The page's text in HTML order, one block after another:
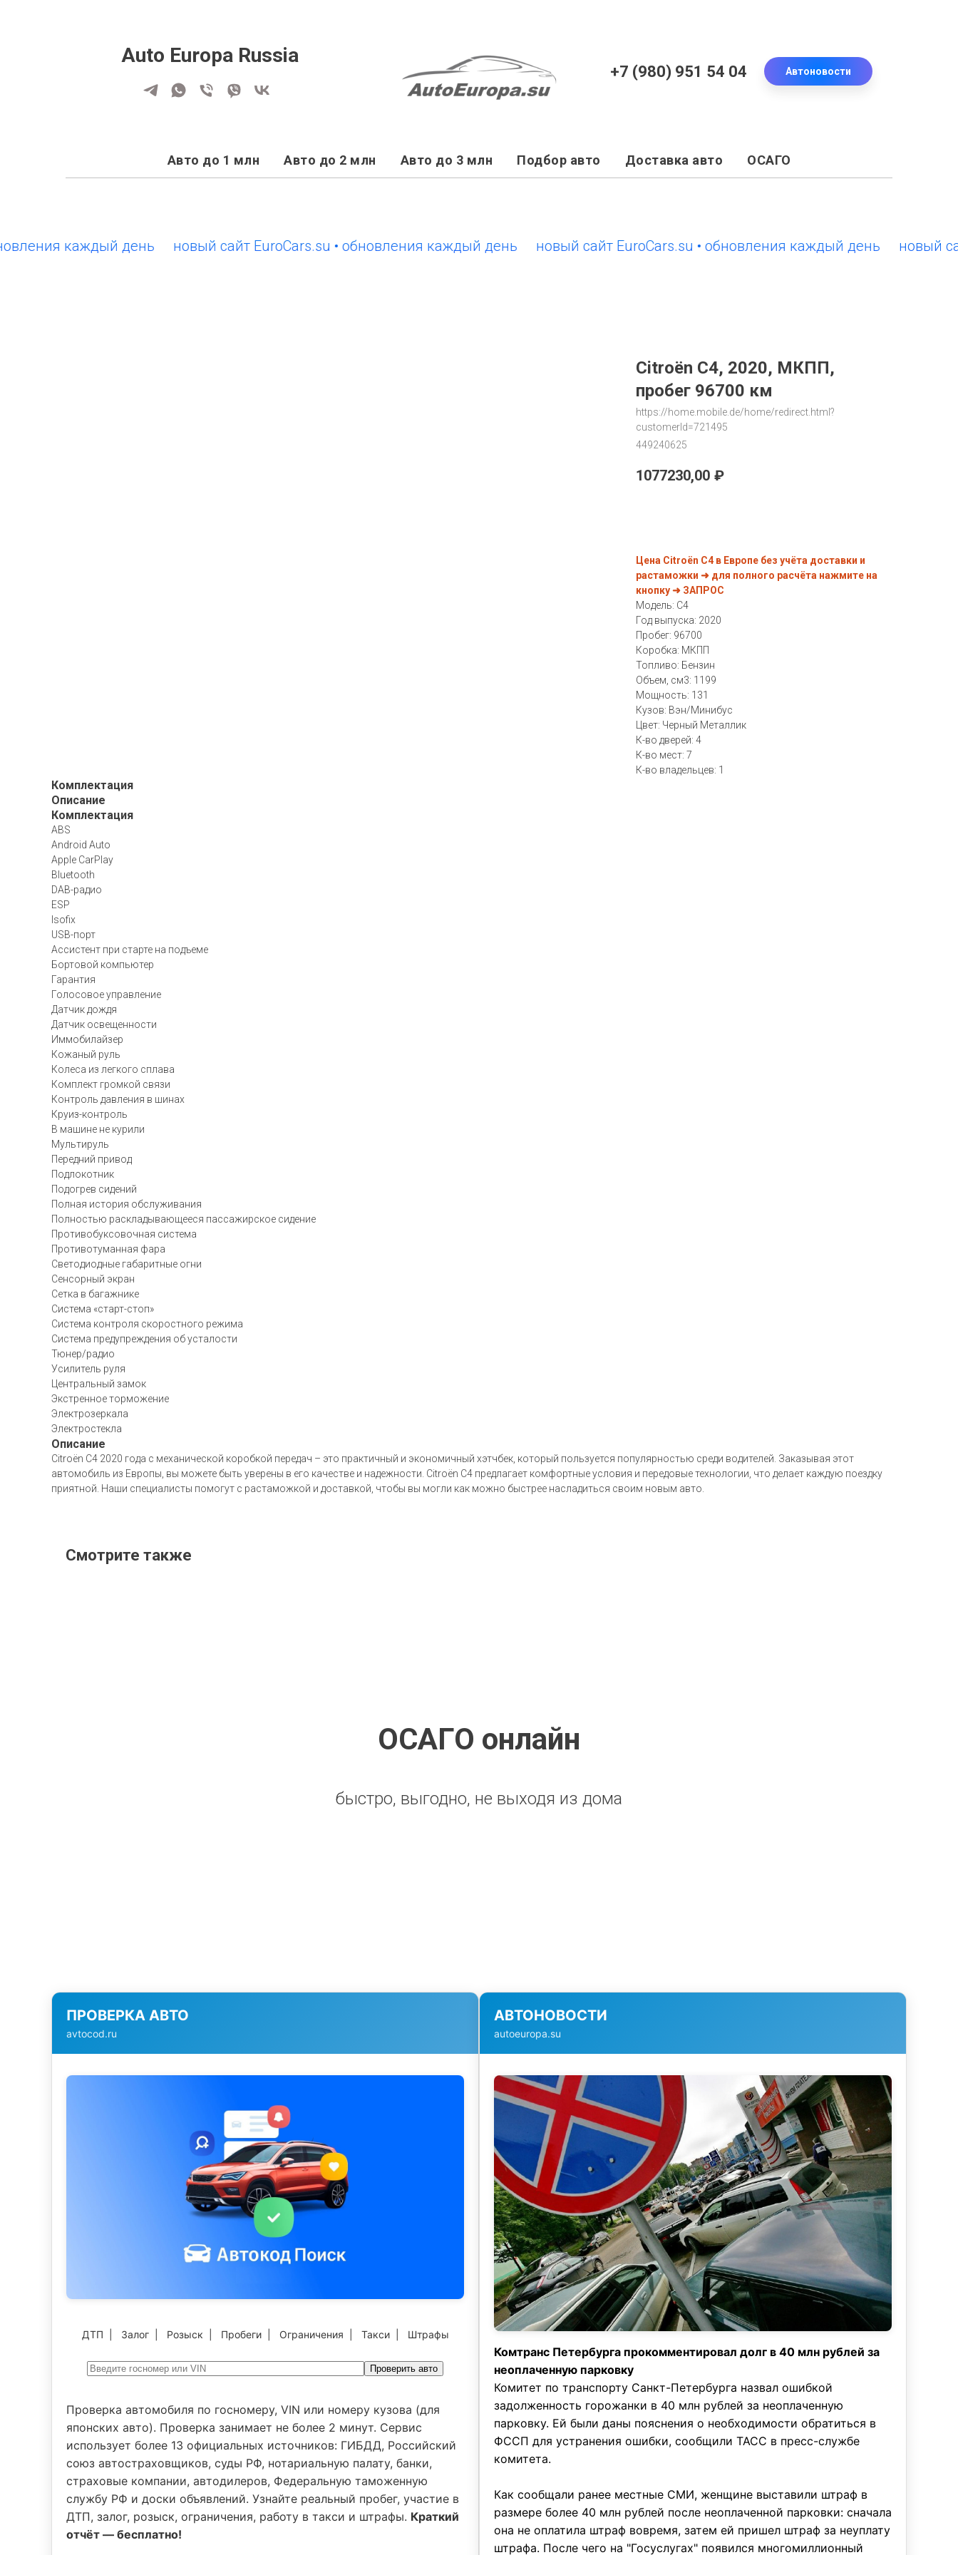
Auto Europa Russia
+7 (980) 951 54 04 Автоновости
Авто до 1 млн Авто до 2 млн Авто до 3 млн Подбор авто Доставка авто ОСАГО
каждый день новый сайт EuroCars.su • обновления каждый день новый сайт EuroCars.su • обновления каждый день новый сайт
Citroën C4, 2020, МКПП,
пробег 96700 км
https://home.mobile.de/home/redirect.html?
customerId=721495
449240625
1077230,00 ₽
Цена Citroën C4 в Европе без учёта доставки и
растаможки ➜ для полного расчёта нажмите на
кнопку ➜ ЗАПРОС
Модель: C4
Год выпуска: 2020
Пробег: 96700
Коробка: МКПП
Топливо: Бензин
Объем, см3: 1199
Мощность: 131
Кузов: Вэн/Минибус
Цвет: Черный Металлик
К-во дверей: 4
К-во мест: 7
К-во владельцев: 1
Комплектация
Описание
Комплектация
ABS
Android Auto
Apple CarPlay
Bluetooth
DAB-радио
ESP
Isofix
USB-порт
Ассистент при старте на подъеме
Бортовой компьютер
Гарантия
Голосовое управление
Датчик дождя
Датчик освещенности
Иммобилайзер
Кожаный руль
Колеса из легкого сплава
Комплект громкой связи
Контроль давления в шинах
Круиз-контроль
В машине не курили
Мультируль
Передний привод
Подлокотник
Подогрев сидений
Полная история обслуживания
Полностью раскладывающееся пассажирское сидение
Противобуксовочная система
Противотуманная фара
Светодиодные габаритные огни
Сенсорный экран
Сетка в багажнике
Система «старт-стоп»
Система контроля скоростного режима
Система предупреждения об усталости
Тюнер/радио
Усилитель руля
Центральный замок
Экстренное торможение
Электрозеркала
Электростекла
Описание
Citroën C4 2020 года с механической коробкой передач – это практичный и экономичный хэтчбек, который пользуется популярностью среди водителей. Заказывая этот
автомобиль из Европы, вы можете быть уверены в его качестве и надежности. Citroën C4 предлагает комфортные условия и передовые технологии, что делает каждую поездку
приятной. Наши специалисты помогут с растаможкой и доставкой, чтобы вы могли как можно быстрее насладиться своим новым авто.
Смотрите также
ОСАГО онлайн
быстро, выгодно, не выходя из дома
ПРОВЕРКА АВТО
avtocod.ru
ДТП Залог| Розыск Пробеги| Ограничения Такси| Штрафы
Проверить авто
Проверка автомобиля по госномеру, VIN или номеру кузова (для
японских авто). Проверка занимает не более 2 минут. Сервис
использует более 13 официальных источников: ГИБДД, Российский
союз автостраховщиков, суды РФ, нотариальную палату, банки,
страховые компании, автодилеров, Федеральную таможенную
службу РФ и доски объявлений. Узнайте реальный пробег, участие в
ДТП, залог, розыск, ограничения, работу в такси и штрафы. Краткий
отчёт — бесплатно!
АВТОНОВОСТИ
autoeuropa.su
Комтранс Петербурга прокомментировал долг в 40 млн рублей за
неоплаченную парковку
Комитет по транспорту Санкт-Петербурга назвал ошибкой
задолженность горожанки в 40 млн рублей за неоплаченную
парковку. Ей были даны пояснения о необходимости обратиться в
ФССП для устранения ошибки, сообщили ТАСС в пресс-службе
комитета.
Как сообщали ранее местные СМИ, женщине выставили штраф в
размере более 40 млн рублей после неоплаченной парковки: сначала
она не оплатила штраф вовремя, затем ей пришел штраф за неуплату
штрафа. После чего на "Госуслугах" появился многомиллионный